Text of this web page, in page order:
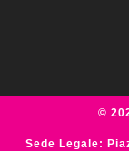
©
Sede Legale: